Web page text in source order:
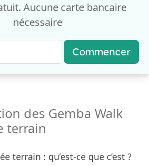
Aucune carte bancaire
nécessaire
Commencer
des Gemba Walk
terrain
terrain : qu’est-ce que c’est ?